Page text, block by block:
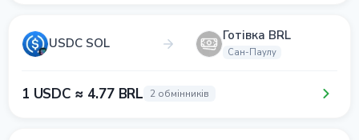
USDC SOL Готівка BRL
Сан-Паулу
1 USDC ≈ 4.77 BRL 2 обмінників